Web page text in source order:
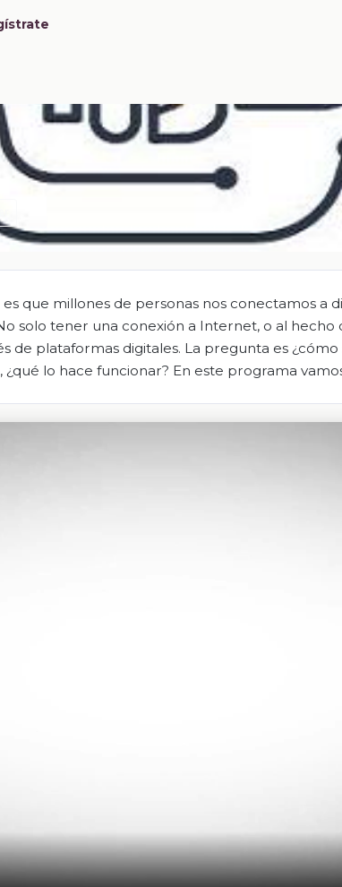
que millones de personas nos conectamos a
solo tener una conexión a Internet, o al hecho
de plataformas digitales. La pregunta es
lo hace funcionar? En este programa